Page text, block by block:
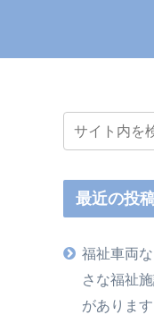
最近の投
福祉車両
さな福祉
がありま